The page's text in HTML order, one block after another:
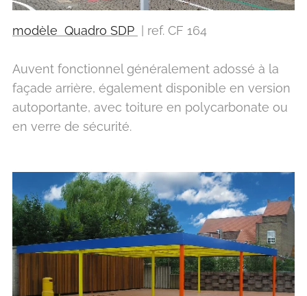
modèle Quadro SDP | ref. CF 164
Auvent fonctionnel généralement adossé à la
façade arrière, également disponible en version
autoportante, avec toiture en polycarbonate ou
en verre de sécurité.